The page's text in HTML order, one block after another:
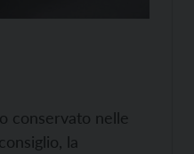
conservato nelle
la